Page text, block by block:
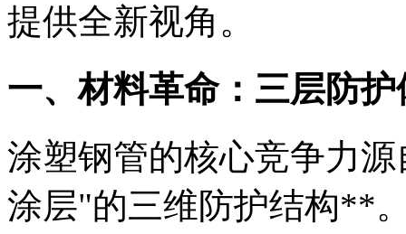
提供全新视角。
一、材料革命：三层防
涂塑钢管的核心竞争力
涂层"的三维防护结构**